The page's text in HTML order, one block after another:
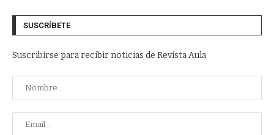
SUSCRÍBETE
Suscribirse para recibir noticias de Revista Aula